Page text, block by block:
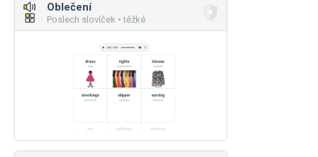
Oblečení
Poslech slovíček • těžké